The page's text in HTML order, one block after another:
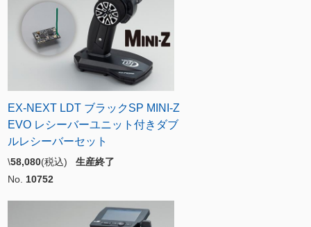
EX-NEXT LDT ブラックSP MINI-Z
EVO レシーバーユニット付きダブ
ルレシーバーセット
\58,080(税込) 生産終了
No. 10752